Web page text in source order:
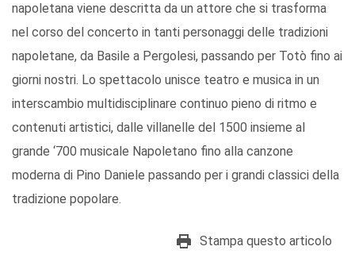
napoletana viene descritta da un attore che si trasforma
nel corso del concerto in tanti personaggi delle tradizioni
napoletane, da Basile a Pergolesi, passando per Totò fino ai
giorni nostri. Lo spettacolo unisce teatro e musica in un
interscambio multidisciplinare continuo pieno di ritmo e
contenuti artistici, dalle villanelle del 1500 insieme al
grande ‘700 musicale Napoletano fino alla canzone
moderna di Pino Daniele passando per i grandi classici della
tradizione popolare.
Stampa questo articolo